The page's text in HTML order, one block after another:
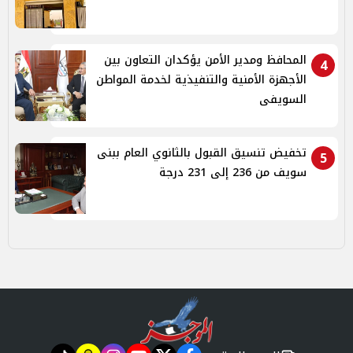
4
المحافظ ومدير الأمن يؤكدان التعاون بين
الأجهزة الأمنية والتنفيذية لخدمة المواطن
السويفى
5
تخفيض تنسيق القبول بالثانوي العام ببنى
سويف من 236 إلى 231 درجة